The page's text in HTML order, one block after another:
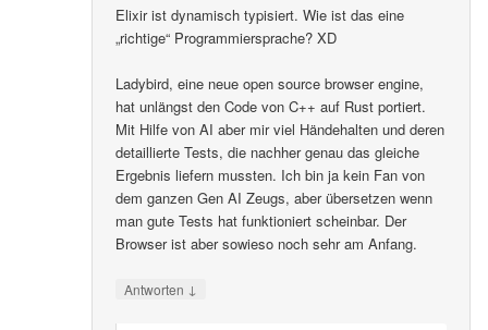
Elixir ist dynamisch typisiert. Wie ist das eine
„richtige“ Programmiersprache? XD
Ladybird, eine neue open source browser engine,
hat unlängst den Code von C++ auf Rust portiert.
Mit Hilfe von AI aber mir viel Händehalten und deren
detaillierte Tests, die nachher genau das gleiche
Ergebnis liefern mussten. Ich bin ja kein Fan von
dem ganzen Gen AI Zeugs, aber übersetzen wenn
man gute Tests hat funktioniert scheinbar. Der
Browser ist aber sowieso noch sehr am Anfang.
Antworten ↓